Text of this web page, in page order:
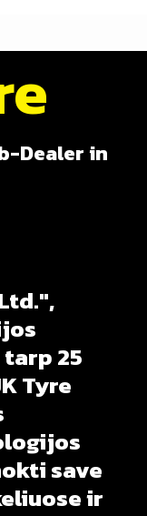
Dealer in
tarp25
Tyre
save
ir